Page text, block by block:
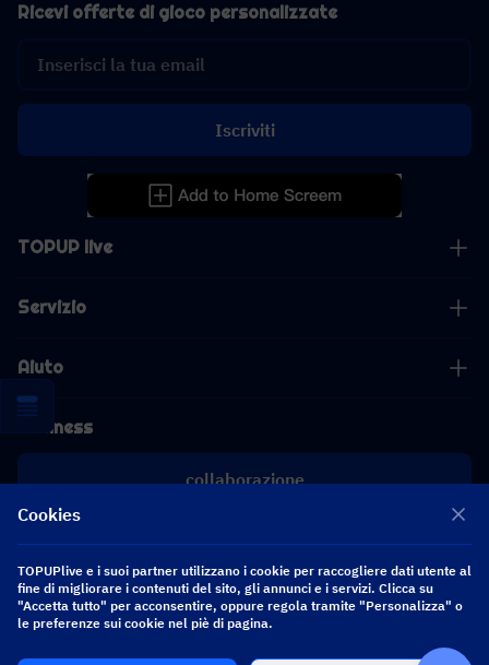
TOPUP live
Servizio
Aiuto
Business
collaborazione
[email protected]
Ricevi offerte di gioco personalizzate
Iscriviti
Seguici
Cookies
TOPUPlive e i suoi partner utilizzano i cookie per raccogliere dati utente al
fine di migliorare i contenuti del sito, gli annunci e i servizi. Clicca su
"Accetta tutto" per acconsentire, oppure regola tramite "Personalizza" o
le preferenze sui cookie nel piè di pagina.